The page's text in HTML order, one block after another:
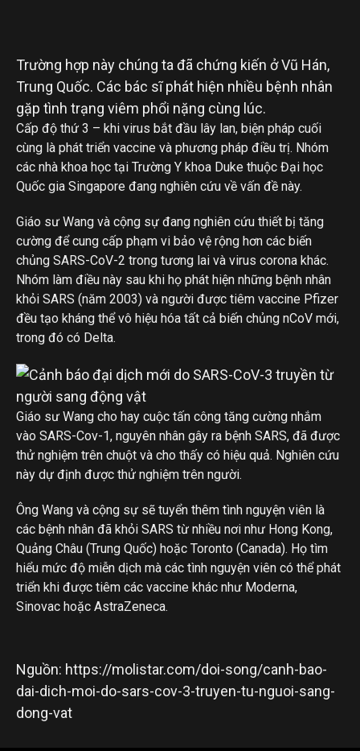
Trường hợp này chúng ta đã chứng kiến ở Vũ Hán,
Trung Quốc. Các bác sĩ phát hiện nhiều bệnh nhân
gặp tình trạng viêm phổi nặng cùng lúc.
Cấp độ thứ 3 – khi virus bắt đầu lây lan, biện pháp cuối
cùng là phát triển vaccine và phương pháp điều trị. Nhóm
các nhà khoa học tại Trường Y khoa Duke thuộc Đại học
Quốc gia Singapore đang nghiên cứu về vấn đề này.
Giáo sư Wang và cộng sự đang nghiên cứu thiết bị tăng
cường để cung cấp phạm vi bảo vệ rộng hơn các biến
chủng SARS-CoV-2 trong tương lai và virus corona khác.
Nhóm làm điều này sau khi họ phát hiện những bệnh nhân
khỏi SARS (năm 2003) và người được tiêm vaccine Pfizer
đều tạo kháng thể vô hiệu hóa tất cả biến chủng nCoV mới,
trong đó có Delta.
Giáo sư Wang cho hay cuộc tấn công tăng cường nhắm
vào SARS-Cov-1, nguyên nhân gây ra bệnh SARS, đã được
thử nghiệm trên chuột và cho thấy có hiệu quả. Nghiên cứu
này dự định được thử nghiệm trên người.
Ông Wang và cộng sự sẽ tuyển thêm tình nguyện viên là
các bệnh nhân đã khỏi SARS từ nhiều nơi như Hong Kong,
Quảng Châu (Trung Quốc) hoặc Toronto (Canada). Họ tìm
hiểu mức độ miễn dịch mà các tình nguyện viên có thể phát
triển khi được tiêm các vaccine khác như Moderna,
Sinovac hoặc AstraZeneca.
Nguồn: https://molistar.com/doi-song/canh-bao-
dai-dich-moi-do-sars-cov-3-truyen-tu-nguoi-sang-
dong-vat